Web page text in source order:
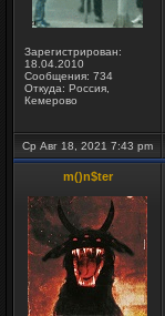
Зарегистрирован:
18.04.2010
Сообщения: 734
Откуда: Россия,
Кемерово
Ср Авг 18, 2021 7:43 pm
m()n$ter